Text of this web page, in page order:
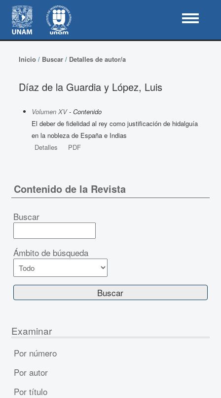
Inicio/ Buscar/ Detalles de autor/a
Díaz de la Guardia y López, Luis
Volumen XV- Contenido
El deber de fidelidad al rey como justificación de hidalguía
en la nobleza de España e Indias
Detalles
PDF
Contenido de la Revista
Buscar
Ámbito de búsqueda
Examinar
Por número
Por autor
Por título